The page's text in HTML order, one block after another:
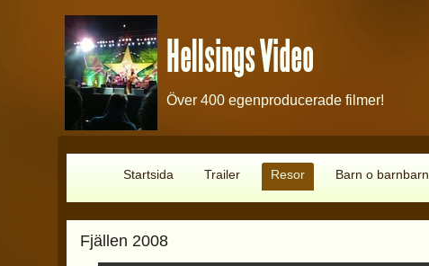
Hellsings Video
Över 400 egenproducerade filmer!
Startsida Trailer Resor Barn o barnbarn
Fjällen 2008